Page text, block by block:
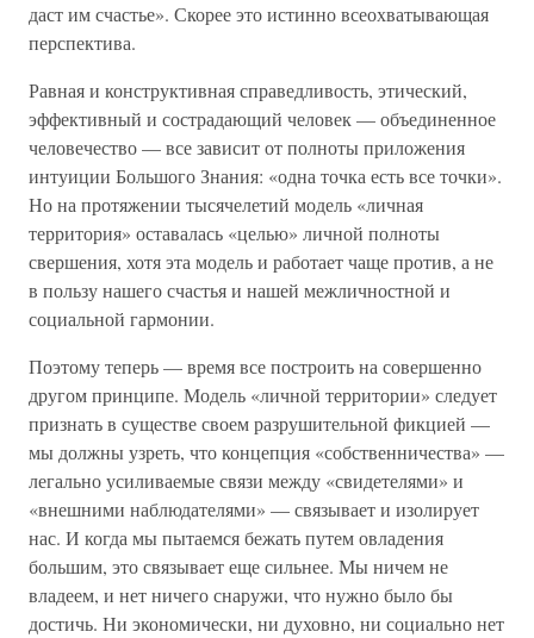
даст им счастье». Скорее это истинно всеохватывающая
перспектива.
Равная и конструктивная справедливость, этический,
эффективный и сострадающий человек — объединенное
человечество — все зависит от полноты приложения
интуиции Большого Знания: «одна точка есть все точки».
Но на протяжении тысячелетий модель «личная
территория» оставалась «целью» личной полноты
свершения, хотя эта модель и работает чаще против, а не
в пользу нашего счастья и нашей межличностной и
социальной гармонии.
Поэтому теперь — время все построить на совершенно
другом принципе. Модель «личной территории» следует
признать в существе своем разрушительной фикцией —
мы должны узреть, что концепция «собственничества» —
легально усиливаемые связи между «свидетелями» и
«внешними наблюдателями» — связывает и изолирует
нас. И когда мы пытаемся бежать путем овладения
большим, это связывает еще сильнее. Мы ничем не
владеем, и нет ничего снаружи, что нужно было бы
достичь. Ни экономически, ни духовно, ни социально нет